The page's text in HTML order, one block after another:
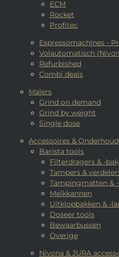
ECM
Rocket
Profitec
Espressomachines -
Volautomatisch
Refurbished
Combi deals
Malers
Grind on demand
Grind by weight
Single dose
Accessoires & Onderhoud
Barista tools
Filterdragers & -
Tampers &
Tampingmatten &
Melkkannen
Uitklopbakken & -
Doseer tools
Bewaarbussen
Overige
Nivona & JURA